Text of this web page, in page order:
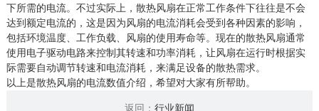
下所需的电流。不过实际上，散热风扇在正常工作条件下往往是不会
达到额定电流的，这是因为风扇的电流消耗会受到各种因素的影响，
包括环境温度、工作负载、风扇的使用寿命等。现在的散热风扇通常
使用电子驱动电路来控制其转速和功率消耗，让风扇在运行时根据实
际需要自动调节转速和电流消耗，来满足设备的散热需求。
以上是散热风扇的电流数值介绍，希望对大家有所帮助。
返回： 行业新闻